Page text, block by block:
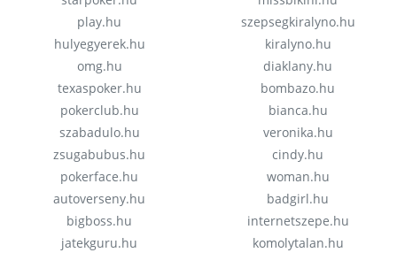
play.hu
hulyegyerek.hu
omg.hu
texaspoker.hu
pokerclub.hu
szabadulo.hu
zsugabubus.hu
pokerface.hu
autoverseny.hu
bigboss.hu
jatekguru.hu
szepsegkiralyno.hu
kiralyno.hu
diaklany.hu
bombazo.hu
bianca.hu
veronika.hu
cindy.hu
woman.hu
badgirl.hu
internetszepe.hu
komolytalan.hu